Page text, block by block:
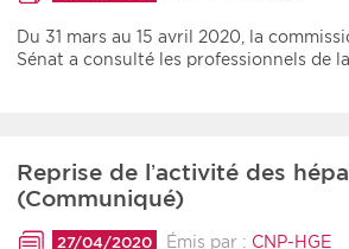
Du 31 mars au 15 avril 2020, la
Sénat a consulté les professionnels de
Reprise de l’activité des
(Communiqué)
27/04/2020 Émis par : CNP-HGE